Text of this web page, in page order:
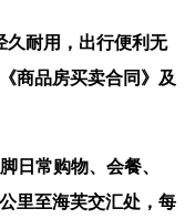
耐用，出行便利无
商品房买卖合同》及
常购物、会餐、
里至海芙交汇处，每